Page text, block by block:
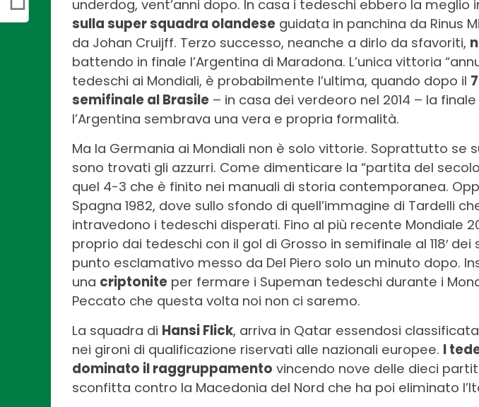
underdog, vent’anni dopo. In casa i tedeschi ebbero la meglio
sulla super squadra olandese guidata in panchina da Rinus
da Johan Cruijff. Terzo successo, neanche a dirlo da sfavoriti,
battendo in finale l’Argentina di Maradona. L’unica vittoria
tedeschi ai Mondiali, è probabilmente l’ultima, quando dopo il
semifinale al Brasile – in casa dei verdeoro nel 2014 – la
l’Argentina sembrava una vera e propria formalità.
Ma la Germania ai Mondiali non è solo vittorie. Soprattutto se
sono trovati gli azzurri. Come dimenticare la “partita del
quel 4-3 che è finito nei manuali di storia contemporanea.
Spagna 1982, dove sullo sfondo di quell’immagine di Tardelli
intravedono i tedeschi disperati. Fino al più recente Mondiale
proprio dai tedeschi con il gol di Grosso in semifinale al 118′
punto esclamativo messo da Del Piero solo un minuto dopo.
una criptonite per fermare i Supeman tedeschi durante i
Peccato che questa volta noi non ci saremo.
La squadra di Hansi Flick, arriva in Qatar essendosi
nei gironi di qualificazione riservati alle nazionali europee. I
dominato il raggruppamento vincendo nove delle dieci
sconfitta contro la Macedonia del Nord che ha poi eliminato